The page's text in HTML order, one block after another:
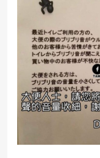
d
o
n